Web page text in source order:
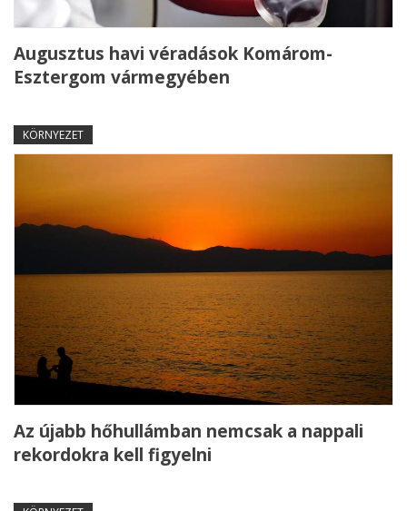
Augusztus havi véradások Komárom-
Esztergom vármegyében
KÖRNYEZET
Az újabb hőhullámban nemcsak a nappali
rekordokra kell figyelni